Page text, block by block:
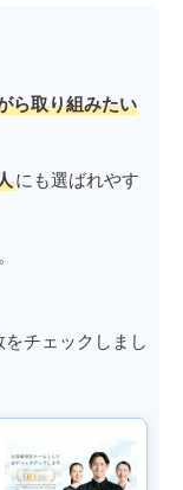
ら取り組みたい
にも選ばれやす
チェックしまし